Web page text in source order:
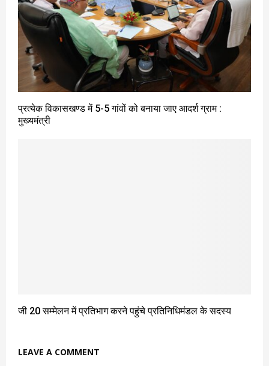
प्रत्येक विकासखण्ड में 5-5 गांवों को बनाया जाए आदर्श ग्राम :
मुख्यमंत्री
जी 20 सम्मेलन में प्रतिभाग करने पहुंचे प्रतिनिधिमंडल के सदस्य
LEAVE A COMMENT